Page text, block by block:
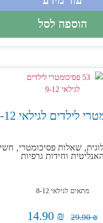
הוספה לסל
לילדים לגילאי 8-12
שאלות פסיכומטרי,
האנליטית וחידות גרפיות
מתאים לגילאי 8-12
₪
29.90
₪